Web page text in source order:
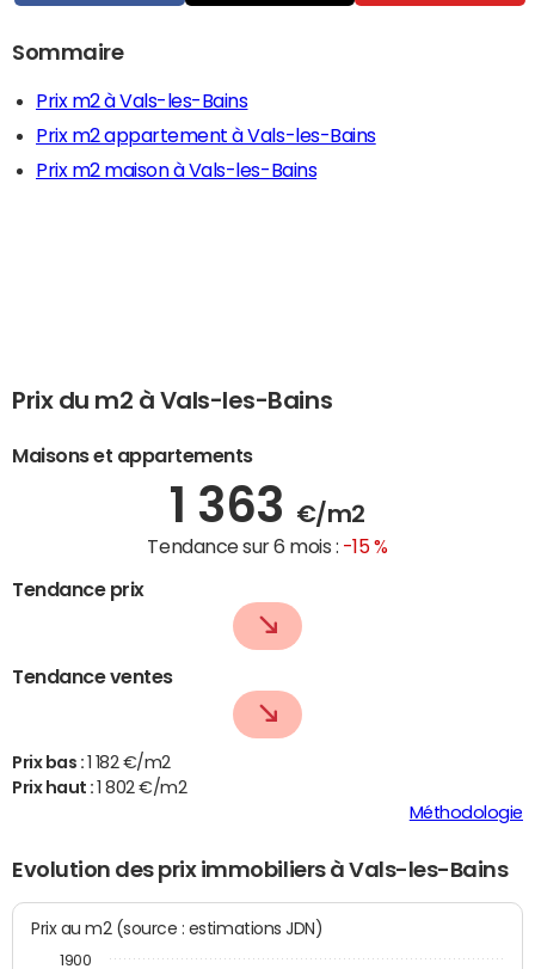
Sommaire
Prix m2 à Vals-les-Bains
Prix m2 appartement à Vals-les-Bains
Prix m2 maison à Vals-les-Bains
Prix du m2 à Vals-les-Bains
Maisons et appartements
1 363 €/m2
Tendance sur 6 mois : -15 %
Tendance prix
Tendance ventes
Prix bas :
1 182 €/m2
Prix haut :
1 802 €/m2
Méthodologie
Evolution des prix immobiliers à Vals-les-Bains
Prix au m2 (source : estimations JDN)
1900